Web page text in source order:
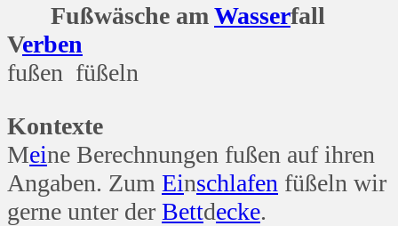
Fußwäsche am Wasserfall
Verben
fußen füßeln
Kontexte
Meine Berechnungen fußen auf ihren
Angaben. Zum Einschlafen füßeln wir
gerne unter der Bettdecke.